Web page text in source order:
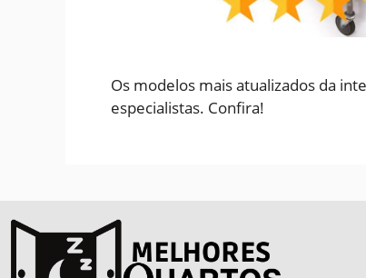
Os modelos mais atualizados da
especialistas. Confira!